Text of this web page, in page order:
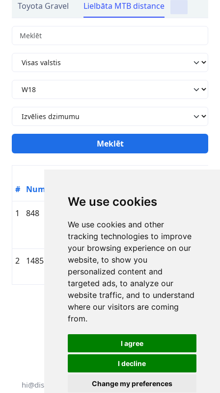
We use cookies
We use cookies and other
tracking technologies to improve
your browsing experience on our
website, to show you
personalized content and
targeted ads, to analyze our
website traffic, and to understand
where our visitors are coming
from.
I agree
I decline
Change my preferences
Toyota Gravel Lielbāta MTB distance
# Numurs
1 848
Patrīcija
Tilko
LAT
2 1485
Karīna
Bernāne
🇱🇻
LAT
2005
Lapa 1 no 1
Visas tiesības aizsargātas. DistantRace
hi@distantrace.com
+371 25425987